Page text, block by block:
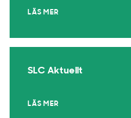
LÄS MER
SLC Aktuellt
LÄS MER